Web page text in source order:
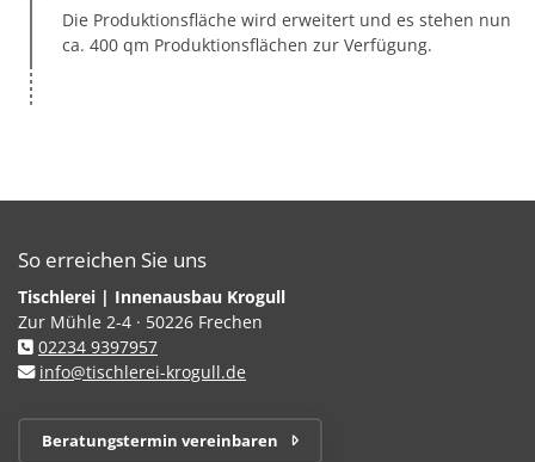
Die Produktionsfläche wird erweitert und es stehen nun
ca. 400 qm Produktionsflächen zur Verfügung.
So erreichen Sie uns
Tischlerei | Innenausbau Krogull
Zur Mühle 2-4 · 50226 Frechen
02234 9397957
info@tischlerei-krogull.de
Beratungstermin vereinbaren